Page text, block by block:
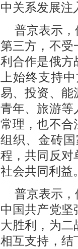
中关系发展注
普京表示
第三方，不受
利合作是俄方
上始终支持
易、投资、能
青年、旅游等
常理，也不合
组织、金砖
程，共同反对
社会共同利益。
普京表示
中国共产党坚
大胜利，为二
相互支持，结